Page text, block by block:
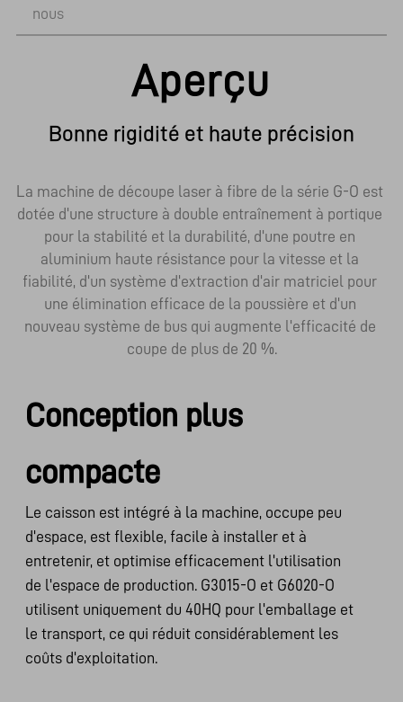
nous
Aperçu
Bonne rigidité et haute précision
La machine de découpe laser à fibre de la série G-O est
dotée d'une structure à double entraînement à portique
pour la stabilité et la durabilité, d'une poutre en
aluminium haute résistance pour la vitesse et la
fiabilité, d'un système d'extraction d'air matriciel pour
une élimination efficace de la poussière et d'un
nouveau système de bus qui augmente l'efficacité de
coupe de plus de 20 %.
Conception plus
compacte
Le caisson est intégré à la machine, occupe peu
d'espace, est flexible, facile à installer et à
entretenir, et optimise efficacement l'utilisation
de l'espace de production. G3015-O et G6020-O
utilisent uniquement du 40HQ pour l'emballage et
le transport, ce qui réduit considérablement les
coûts d'exploitation.